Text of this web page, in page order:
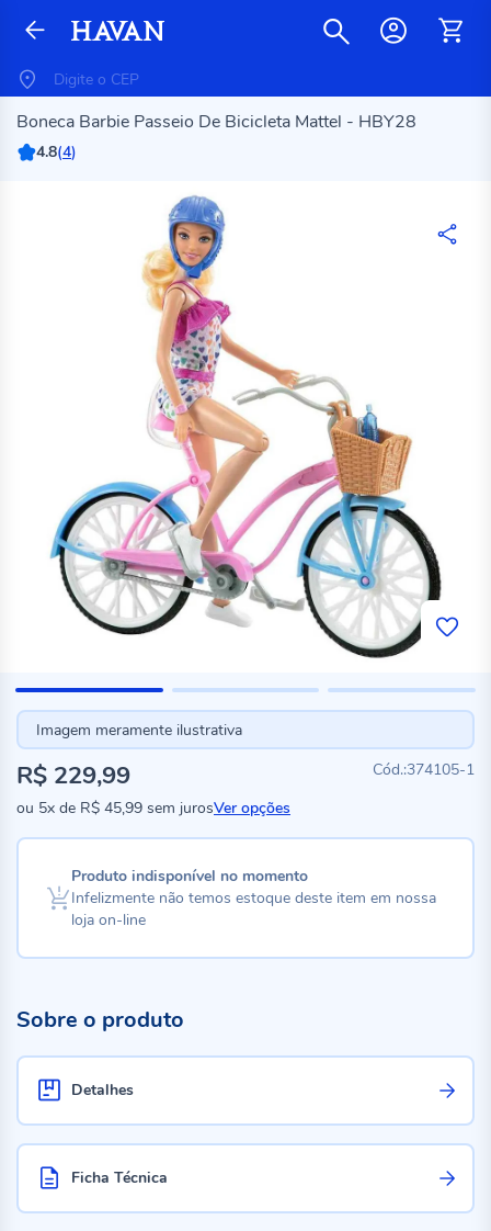
Boneca Barbie Passeio De Bicicleta Mattel - HBY28
4.8(4)
Imagem meramente ilustrativa
374105-1
R$ 229,99
ou 5x de R$ 45,99 sem jurosVer opções
Produto indisponível no momento
Infelizmente não temos estoque deste item em nossa
loja on-line
Sobre o produto
Detalhes
Ficha Técnica